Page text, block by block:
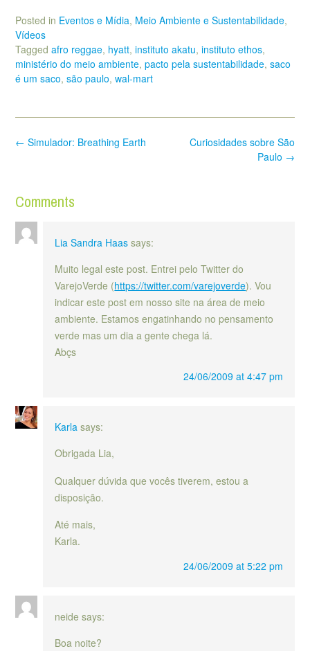
Posted in Eventos e Mídia, Meio Ambiente e Sustentabilidade,
Vídeos
Tagged afro reggae, hyatt, instituto akatu, instituto ethos,
ministério do meio ambiente, pacto pela sustentabilidade, saco
é um saco, são paulo, wal-mart
Post
Curiosidades sobre São
Paulo →
← Simulador: Breathing Earth
Comments
Lia Sandra Haas says:
Muito legal este post. Entrei pelo Twitter do
VarejoVerde (https://twitter.com/varejoverde). Vou
indicar este post em nosso site na área de meio
ambiente. Estamos engatinhando no pensamento
verde mas um dia a gente chega lá.
Abçs
24/06/2009 at 4:47 pm
Karla says:
Obrigada Lia,
Qualquer dúvida que vocês tiverem, estou a
disposição.
Até mais,
Karla.
24/06/2009 at 5:22 pm
neide says:
Boa noite?